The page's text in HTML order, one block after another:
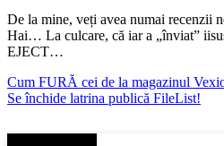
De la mine, veți avea numai recenzii
Hai… La culcare, că iar a „înviat”
EJECT…
Navigare
în
articole
Cum FURĂ cei de la magazinul
Se închide latrina publică FileList!